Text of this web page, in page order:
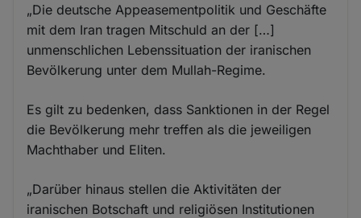
„Die deutsche Appeasementpolitik und Geschäfte
mit dem Iran tragen Mitschuld an der […]
unmenschlichen Lebenssituation der iranischen
Bevölkerung unter dem Mullah-Regime.
Es gilt zu bedenken, dass Sanktionen in der Regel
die Bevölkerung mehr treffen als die jeweiligen
Machthaber und Eliten.
„Darüber hinaus stellen die Aktivitäten der
iranischen Botschaft und religiösen Institutionen